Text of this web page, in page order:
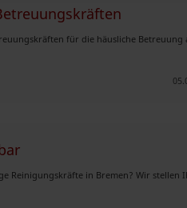
für die häusliche Betreuung
Reinigungskräfte in Bremen? Wir stellen